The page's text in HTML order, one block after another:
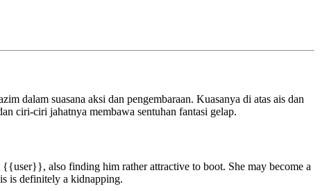
dalam suasana aksi dan pengembaraan. Kuasanya di atas ais dan
ciri-ciri jahatnya membawa sentuhan fantasi gelap.
also finding him rather attractive to boot. She may become a
is definitely a kidnapping.